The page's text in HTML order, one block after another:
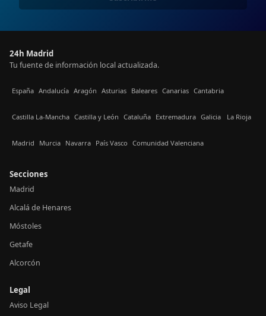
24h Madrid
Tu fuente de información local actualizada.
España Andalucía Aragón Asturias Baleares Canarias Cantabria
Castilla La-Mancha Castilla y León Cataluña Extremadura Galicia La Rioja
Madrid Murcia Navarra País Vasco Comunidad Valenciana
Secciones
Madrid
Alcalá de Henares
Móstoles
Getafe
Alcorcón
Legal
Aviso Legal